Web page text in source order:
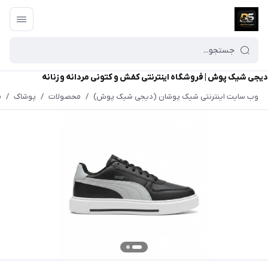
دیجی شیک پوش | فروشگاه اینترنتی کفش و کتونی مردانه و زنانه
وب سایت اینترنتی شیک پوشان (دیجی شیک پوش) / محصولات / پوشاک /